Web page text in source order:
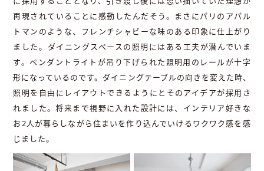
再現されていることに感動したんだそう。まさにパリのアパル
トマンのような、フレンチシャビーな味のある印象に仕上がり
ました。ダイニングスペースの照明にはある工夫が潜んでいま
す。ペンダントライトが吊り下げられた照明用のレールが十字
形になっているのです。ダイニングテーブルの向きを変えた時、
照明を自由にレイアウトできるようにとそのアイデアが採用さ
れました。将来まで視野に入れた設計には、インテリア好きな
お2人が暮らしながら住まいを作り込んでいけるワクワク感を感
じました。